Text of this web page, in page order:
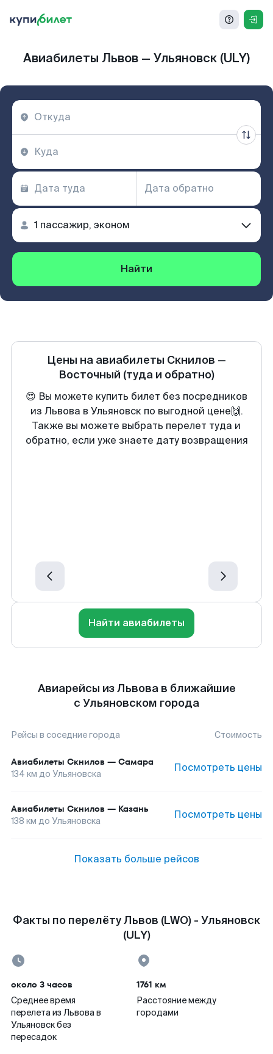
Авиабилеты Львов — Ульяновск (ULY)
Найти
Цены на авиабилеты Скнилов —
Восточный (туда и обратно)
😍 Вы можете купить билет без посредников
из Львова в Ульяновск по выгодной цене🙌.
Также вы можете выбрать перелет туда и
обратно, если уже знаете дату возвращения
Найти авиабилеты
Авиарейсы из Львова в ближайшие
с Ульяновском города
Рейсы в соседние города Стоимость
Авиабилеты Скнилов — Самара
134 км до Ульяновска Посмотреть цены
Авиабилеты Скнилов — Казань
138 км до Ульяновска Посмотреть цены
Показать больше рейсов
Факты по перелёту Львов (LWO) - Ульяновск
(ULY)
около 3 часов
Среднее время
перелета из Львова в
Ульяновск без
пересадок
1761 км
Расстояние между
городами